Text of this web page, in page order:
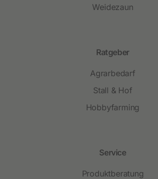
Weidezaun
Ratgeber
Agrarbedarf
Stall & Hof
Hobbyfarming
Service
Produktberatung